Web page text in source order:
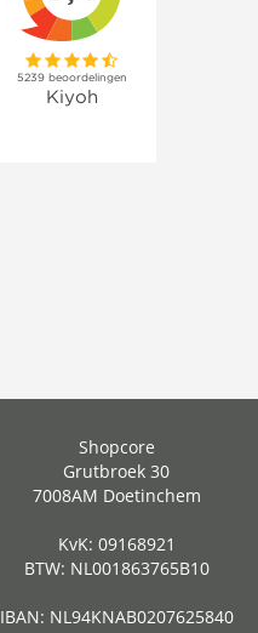
Shopcore
Grutbroek 30
7008AM Doetinchem
KvK: 09168921
BTW: NL001863765B10
IBAN: NL94KNAB0207625840